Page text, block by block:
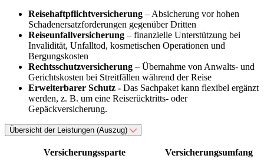
Reisehaftpflichtversicherung – Absicherung vor hohen
Schadenersatzforderungen gegenüber Dritten
Reiseunfallversicherung – finanzielle Unterstützung bei
Invalidität, Unfalltod, kosmetischen Operationen und
Bergungskosten
Rechtsschutzversicherung – Übernahme von Anwalts- und
Gerichtskosten bei Streitfällen während der Reise
Erweiterbarer Schutz - Das Sachpaket kann flexibel ergänzt
werden, z. B. um eine Reiserücktritts- oder
Gepäckversicherung.
Übersicht der Leistungen (Auszug)
Versicherungssparte Versicherungsumfang